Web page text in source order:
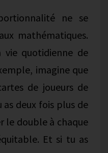
ne se
mathématiques.
quotidienne de
imagine que
de joueurs de
deux fois plus de
le double à chaque
Et si tu as